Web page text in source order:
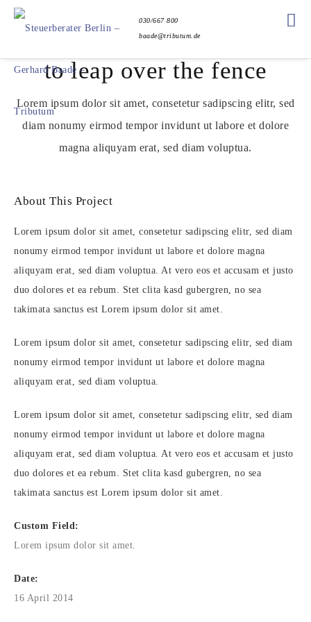
030/667 800
baade@tributum.de
to leap over the fence
Lorem ipsum dolor sit amet, consetetur sadipscing elitr, sed
diam nonumy eirmod tempor invidunt ut labore et dolore
magna aliquyam erat, sed diam voluptua.
About This Project
Lorem ipsum dolor sit amet, consetetur sadipscing elitr, sed diam
nonumy eirmod tempor invidunt ut labore et dolore magna
aliquyam erat, sed diam voluptua. At vero eos et accusam et justo
duo dolores et ea rebum. Stet clita kasd gubergren, no sea
takimata sanctus est Lorem ipsum dolor sit amet.
Lorem ipsum dolor sit amet, consetetur sadipscing elitr, sed diam
nonumy eirmod tempor invidunt ut labore et dolore magna
aliquyam erat, sed diam voluptua.
Lorem ipsum dolor sit amet, consetetur sadipscing elitr, sed diam
nonumy eirmod tempor invidunt ut labore et dolore magna
aliquyam erat, sed diam voluptua. At vero eos et accusam et justo
duo dolores et ea rebum. Stet clita kasd gubergren, no sea
takimata sanctus est Lorem ipsum dolor sit amet.
Custom Field:
Lorem ipsum dolor sit amet.
Date:
16 April 2014